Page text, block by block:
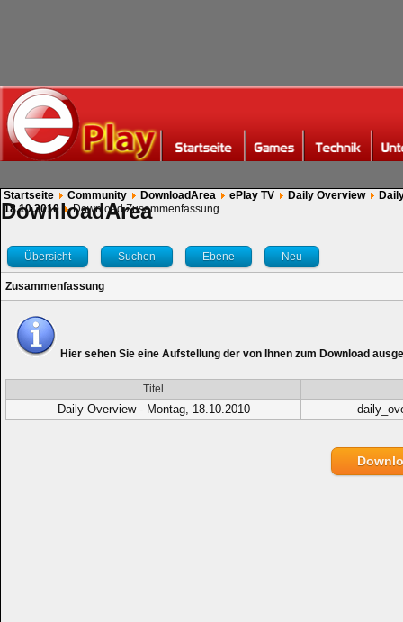
Startseite Community DownloadArea ePlay TV Daily Overview
18.10.2010
Download Zusammenfassung
DownloadArea
Übersicht Suchen Ebene Neu
Zusammenfassung
Hier sehen Sie eine Aufstellung der von Ihnen zum Download
Titel
Daily Overview - Montag, 18.10.2010